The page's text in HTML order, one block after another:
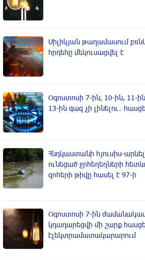
Սիլիկյան թաղամասում
հրդեհը մեկուսացվել է
Օգոստոսի 7-ին, 10-ին, 11-
13-ին գազ չի լինելու․
Հնդկաստանի հյուսիս-
ունեցած ջրհեղեղների
զոհերի թիվը հասել է 97-ի
Օգոստոսի 7-ին
կդադարեցվի մի շարք
էլեկտրամատակարարում